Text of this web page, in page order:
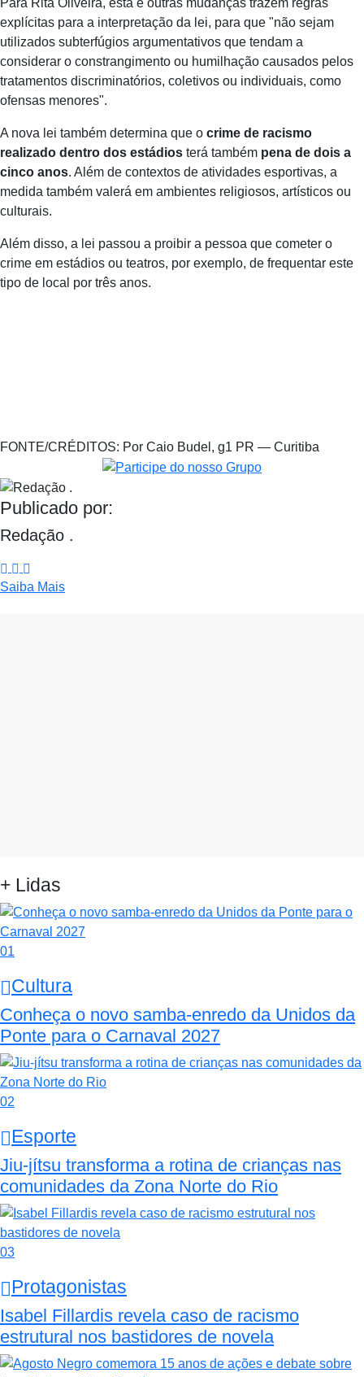
Para Rita Oliveira, esta e outras mudanças trazem regras
explícitas para a interpretação da lei, para que "não sejam
utilizados subterfúgios argumentativos que tendam a
considerar o constrangimento ou humilhação causados pelos
tratamentos discriminatórios, coletivos ou individuais, como
ofensas menores".
A nova lei também determina que o crime de racismo
realizado dentro dos estádios terá também pena de dois a
cinco anos. Além de contextos de atividades esportivas, a
medida também valerá em ambientes religiosos, artísticos ou
culturais.
Além disso, a lei passou a proibir a pessoa que cometer o
crime em estádios ou teatros, por exemplo, de frequentar este
tipo de local por três anos.
FONTE/CRÉDITOS: Por Caio Budel, g1 PR — Curitiba
Publicado por:
Redação .
Saiba Mais
+ Lidas
01
Cultura
Conheça o novo samba-enredo da Unidos da
Ponte para o Carnaval 2027
02
Esporte
Jiu-jítsu transforma a rotina de crianças nas
comunidades da Zona Norte do Rio
03
Protagonistas
Isabel Fillardis revela caso de racismo
estrutural nos bastidores de novela